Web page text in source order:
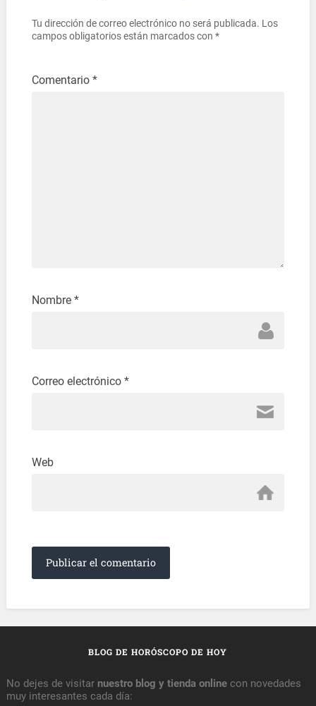
Tu dirección de correo electrónico no será publicada. Los
campos obligatorios están marcados con *
Comentario *
Nombre *
Correo electrónico *
Web
BLOG DE HORÓSCOPO DE HOY
No dejes de visitar nuestro blog y tienda onlinecon novedades
muy interesantes cada día: